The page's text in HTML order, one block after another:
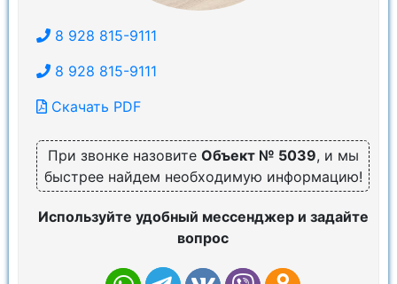
8 928 815-9111
8 928 815-9111
Скачать PDF
При звонке назовите Объект № 5039, и мы
быстрее найдем необходимую информацию!
Используйте удобный мессенджер и задайте
вопрос